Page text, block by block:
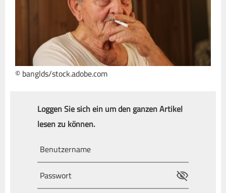
© banglds/stock.adobe.com
Loggen Sie sich ein um den ganzen Artikel
lesen zu können.